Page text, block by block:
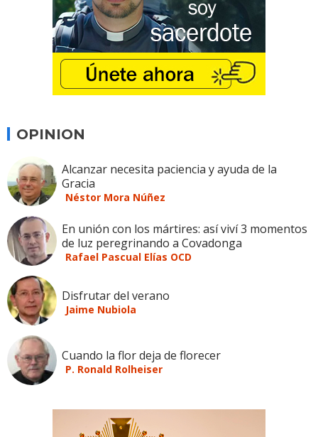
OPINION
Alcanzar necesita paciencia y ayuda de la
Gracia
Néstor Mora Núñez
En unión con los mártires: así viví 3 momentos
de luz peregrinando a Covadonga
Rafael Pascual Elías OCD
Disfrutar del verano
Jaime Nubiola
Cuando la flor deja de florecer
P. Ronald Rolheiser